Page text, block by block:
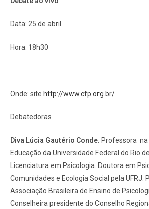
Data: 25 de abril
Hora: 18h30
Onde: site http://www.cfp.org.br/
Debatedoras
Diva Lúcia Gautério Conde . Professora
Educação da Universidade Federal do Rio
Licenciatura em Psicologia. Doutora em
Comunidades e Ecologia Social pela UFRJ.
Associação Brasileira de Ensino de
Conselheira presidente do Conselho